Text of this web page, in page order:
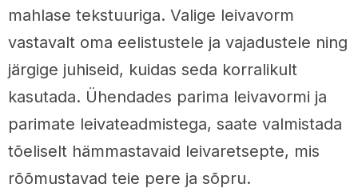
mahlase tekstuuriga. Valige leivavorm
vastavalt oma eelistustele ja vajadustele ning
järgige juhiseid, kuidas seda korralikult
kasutada. Ühendades parima leivavormi ja
parimate leivateadmistega, saate valmistada
tõeliselt hämmastavaid leivaretsepte, mis
rõõmustavad teie pere ja sõpru.